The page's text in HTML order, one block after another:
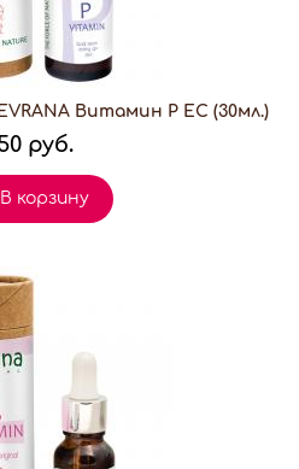
Витамин P EC (30мл.)
руб.
В корзину